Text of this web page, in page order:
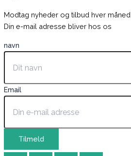
Modtag nyheder og tilbud hver måned
Din e-mail adresse bliver hos os
navn
Email
Tilmeld